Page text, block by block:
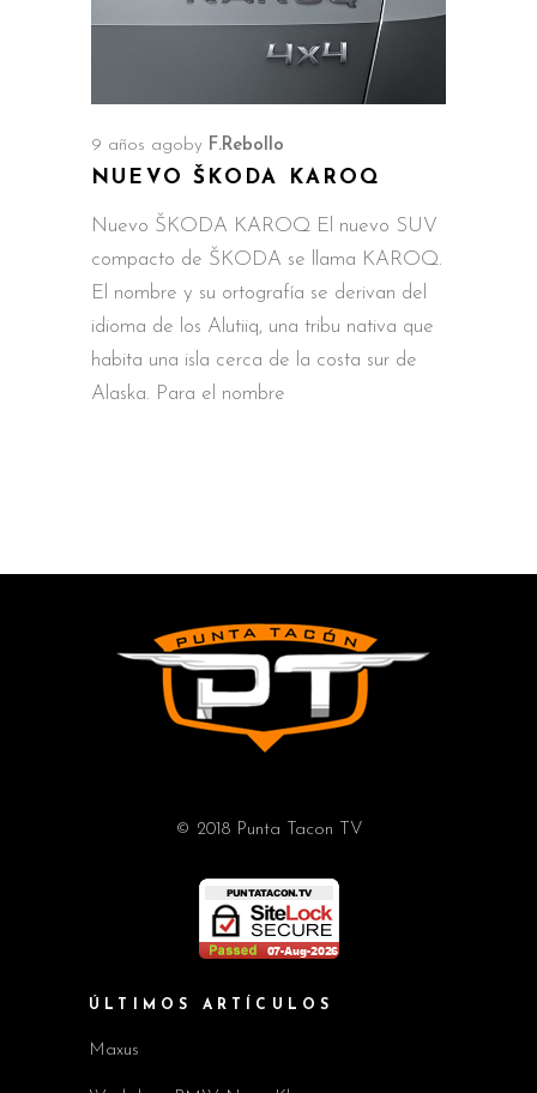
9 años ago by F.Rebollo
NUEVO ŠKODA KAROQ
Nuevo ŠKODA KAROQ El nuevo SUV
compacto de ŠKODA se llama KAROQ.
El nombre y su ortografía se derivan del
idioma de los Alutiiq, una tribu nativa que
habita una isla cerca de la costa sur de
Alaska. Para el nombre
© 2018 Punta Tacon TV
ÚLTIMOS ARTÍCULOS
Maxus